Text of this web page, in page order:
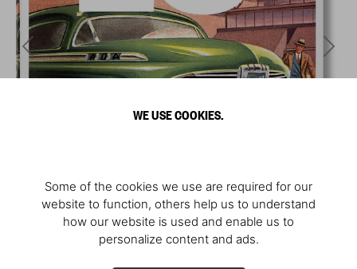
WE USE COOKIES.
Some of the cookies we use are required for our
website to function, others help us to understand
how our website is used and enable us to
personalize content and ads.